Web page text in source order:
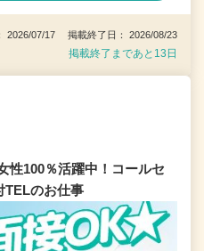
2026/07/17 掲載終了日： 2026/08/23
掲載終了まであと13日
性100％活躍中！コールセ
TELのお仕事